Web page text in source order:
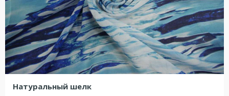
Натуральный шелк